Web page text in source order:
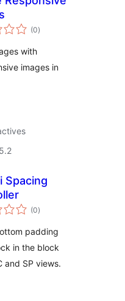
(0puntuacions
totals
)
with
images in
Spacing
(0puntuacions
totals
)
padding
in the block
and SP views.